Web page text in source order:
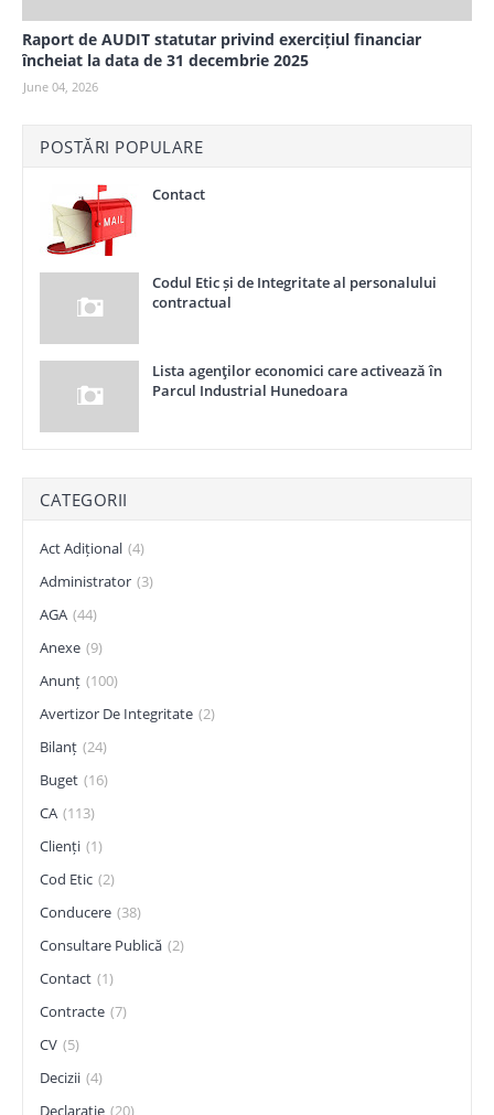
Raport de AUDIT statutar privind exercițiul financiar
încheiat la data de 31 decembrie 2025
June 04, 2026
POSTĂRI POPULARE
Contact
Codul Etic și de Integritate al personalului
contractual
Lista agenţilor economici care activează în
Parcul Industrial Hunedoara
CATEGORII
Act Adițional (4)
Administrator (3)
AGA (44)
Anexe (9)
Anunț (100)
Avertizor De Integritate (2)
Bilanț (24)
Buget (16)
CA (113)
Clienți (1)
Cod Etic (2)
Conducere (38)
Consultare Publică (2)
Contact (1)
Contracte (7)
CV (5)
Decizii (4)
Declarație (20)